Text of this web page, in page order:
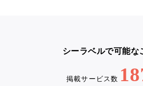
シーラベルで可能な
掲載サービス数